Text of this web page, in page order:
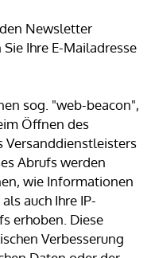
Newsletter
Ihre E-Mailadresse
sog. "web-beacon",
Öffnen des
Versanddienstleisters
Abrufs werden
wie Informationen
auch Ihre IP-
erhoben. Diese
Verbesserung